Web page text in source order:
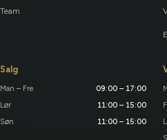
Team
Salg
Man – Fre
09:00 – 17:00
Lør
11:00 – 15:00
Søn
11:00 – 15:00